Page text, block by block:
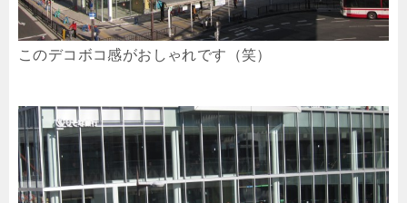
このデコボコ感がおしゃれです（笑）